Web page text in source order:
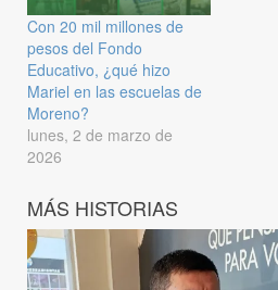
Con 20 mil millones de
pesos del Fondo
Educativo, ¿qué hizo
Mariel en las escuelas de
Moreno?
lunes, 2 de marzo de
2026
MÁS HISTORIAS